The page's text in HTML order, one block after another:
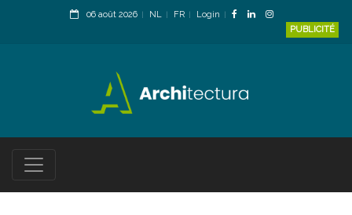
06 août 2026 NL FR
Login
PUBLICITÉ